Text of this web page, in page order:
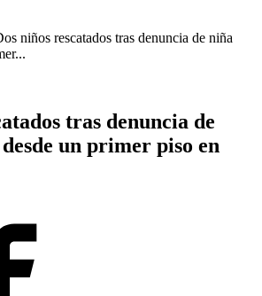
niños rescatados tras denuncia de niña
tras denuncia de
un primer piso en